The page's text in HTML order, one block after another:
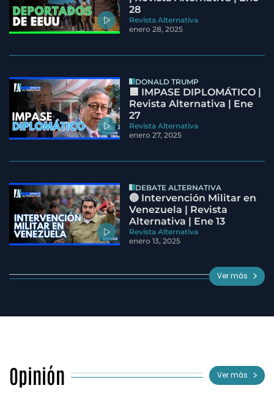
28
Revista Alternativa
enero 28, 2025
DONALD TRUMP
🟦 IMPASE DIPLOMÁTICO |
Revista Alternativa | Ene
27
Revista Alternativa
enero 27, 2025
DEBATE ALTERNATIVA
🔵 Intervención Militar en
Venezuela | Revista
Alternativa | Ene 13
Revista Alternativa
enero 13, 2025
Ver más
Opinión Ver más